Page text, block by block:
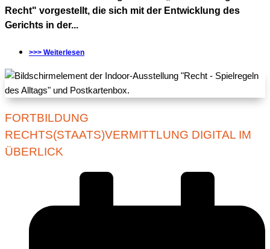
Recht" vorgestellt, die sich mit der Entwicklung des
Gerichts in der...
>>> Weiterlesen
FORTBILDUNG
RECHTS(STAATS)VERMITTLUNG DIGITAL IM
ÜBERLICK